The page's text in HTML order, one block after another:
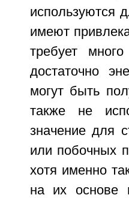
используются
имеют
требует
достаточно
могут быть
также не
значение для
или побочных
хотя именно
на их основе